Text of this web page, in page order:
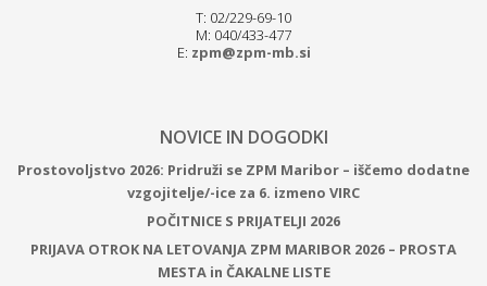
T: 02/229-69-10
M: 040/433-477
E: zpm@zpm-mb.si
NOVICE IN DOGODKI
Prostovoljstvo 2026: Pridruži se ZPM Maribor – iščemo dodatne
vzgojitelje/-ice za 6. izmeno VIRC
POČITNICE S PRIJATELJI 2026
PRIJAVA OTROK NA LETOVANJA ZPM MARIBOR 2026 – PROSTA
MESTA in ČAKALNE LISTE